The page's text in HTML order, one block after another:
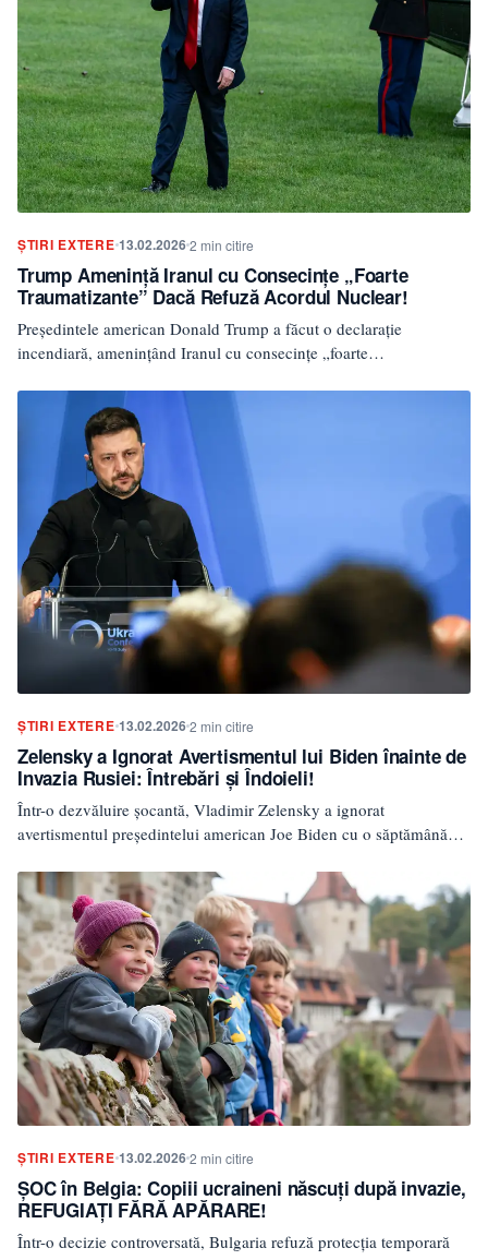
ȘTIRI EXTERE 13.02.20262 min citire
Trump Amenință Iranul cu Consecințe „Foarte
Traumatizante” Dacă Refuză Acordul Nuclear!
Președintele american Donald Trump a făcut o declarație
incendiară, amenințând Iranul cu consecințe „foarte
ȘTIRI EXTERE 13.02.20262 min citire
Zelensky a Ignorat Avertismentul lui Biden înainte de
Invazia Rusiei: Întrebări și Îndoieli!
Într-o dezvăluire șocantă, Vladimir Zelensky a ignorat
avertismentul președintelui american Joe Biden cu o săptămână
ȘTIRI EXTERE 13.02.20262 min citire
ȘOC în Belgia: Copiii ucraineni născuți după invazie,
REFUGIAȚI FĂRĂ APĂRARE!
Într-o decizie controversată, Bulgaria refuză protecția temporară